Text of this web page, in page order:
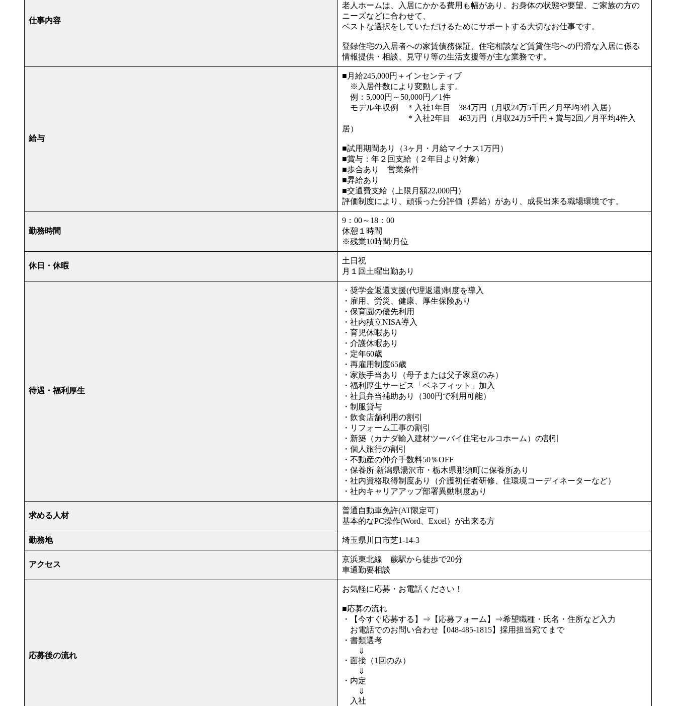
仕事内容
老人ホームは、入居にかかる費用も幅があり、お身体の状態や要望、ご家族の方の
ニーズなどに合わせて、
ベストな選択をしていただけるためにサポートする大切なお仕事です。
登録住宅の入居者への家賃債務保証、住宅相談など賃貸住宅への円滑な入居に係る
情報提供・相談、見守り等の生活支援等が主な業務です。
給与
■月給245,000円＋インセンティブ
※入居件数により変動します。
例：5,000円～50,000円／1件
モデル年収例 ＊入社1年目 384万円（月収24万5千円／月平均3件入居）
＊入社2年目 463万円（月収24万5千円＋賞与2回／月平均4件入
居）
■試用期間あり（3ヶ月・月給マイナス1万円）
■賞与：年２回支給（２年目より対象）
■歩合あり 営業条件
■昇給あり
■交通費支給（上限月額22,000円）
評価制度により、頑張った分評価（昇給）があり、成長出来る職場環境です。
勤務時間
9：00～18：00
休憩１時間
※残業10時間/月位
休日・休暇
土日祝
月１回土曜出勤あり
待遇・福利厚生
・奨学金返還支援(代理返還)制度を導入
・雇用、労災、健康、厚生保険あり
・保育園の優先利用
・社内積立NISA導入
・育児休暇あり
・介護休暇あり
・定年60歳
・再雇用制度65歳
・家族手当あり（母子または父子家庭のみ）
・福利厚生サービス「ベネフィット」加入
・社員弁当補助あり（300円で利用可能）
・制服貸与
・飲食店舗利用の割引
・リフォーム工事の割引
・新築（カナダ輸入建材ツーバイ住宅セルコホーム）の割引
・個人旅行の割引
・不動産の仲介手数料50％OFF
・保養所 新潟県湯沢市・栃木県那須町に保養所あり
・社内資格取得制度あり（介護初任者研修、住環境コーディネーターなど）
・社内キャリアアップ部署異動制度あり
求める人材
普通自動車免許(AT限定可）
基本的なPC操作(Word、Excel）が出来る方
勤務地 埼玉県川口市芝1-14-3
アクセス
京浜東北線 蕨駅から徒歩で20分
車通勤要相談
応募後の流れ
お気軽に応募・お電話ください！
■応募の流れ
・【今すぐ応募する】⇒【応募フォーム】⇒希望職種・氏名・住所など入力
お電話でのお問い合わせ【048-485-1815】採用担当宛てまで
・書類選考
⇓
・面接（1回のみ）
⇓
・内定
⇓
入社